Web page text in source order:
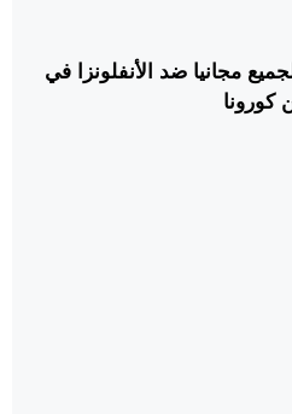
مجانيا ضد الأنفلونزا في
كورونا